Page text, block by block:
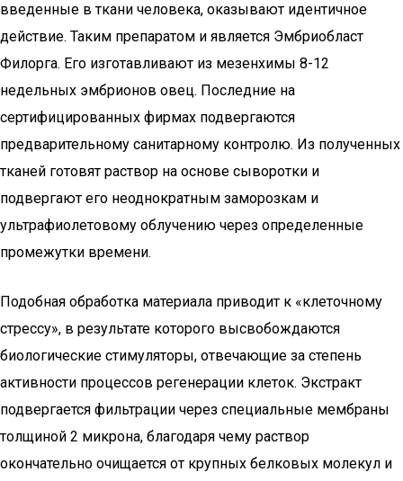
введенные в ткани человека, оказывают идентичное
действие. Таким препаратом и является Эмбриобласт
Филорга. Его изготавливают из мезенхимы 8-12
недельных эмбрионов овец. Последние на
сертифицированных фирмах подвергаются
предварительному санитарному контролю. Из полученных
тканей готовят раствор на основе сыворотки и
подвергают его неоднократным заморозкам и
ультрафиолетовому облучению через определенные
промежутки времени.
Подобная обработка материала приводит к «клеточному
стрессу», в результате которого высвобождаются
биологические стимуляторы, отвечающие за степень
активности процессов регенерации клеток. Экстракт
подвергается фильтрации через специальные мембраны
толщиной 2 микрона, благодаря чему раствор
окончательно очищается от крупных белковых молекул и